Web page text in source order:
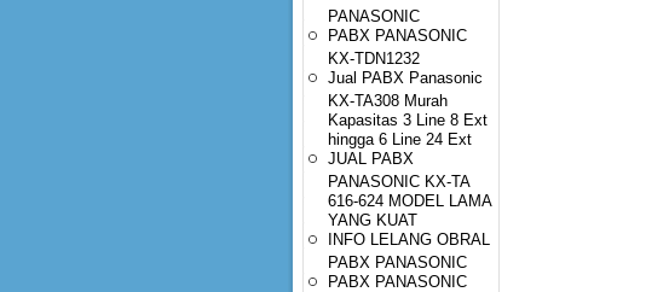
PANASONIC
PABX PANASONIC
KX-TDN1232
Jual PABX Panasonic
KX-TA308 Murah
Kapasitas 3 Line 8 Ext
hingga 6 Line 24 Ext
JUAL PABX
PANASONIC KX-TA
616-624 MODEL LAMA
YANG KUAT
INFO LELANG OBRAL
PABX PANASONIC
PABX PANASONIC